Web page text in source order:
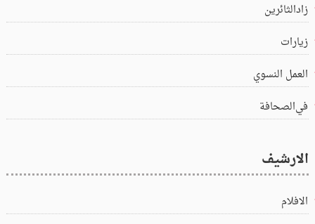
زادالثائرين
زيارات
العمل النسوي
في‌الصحافة
الارشيف
الافلام